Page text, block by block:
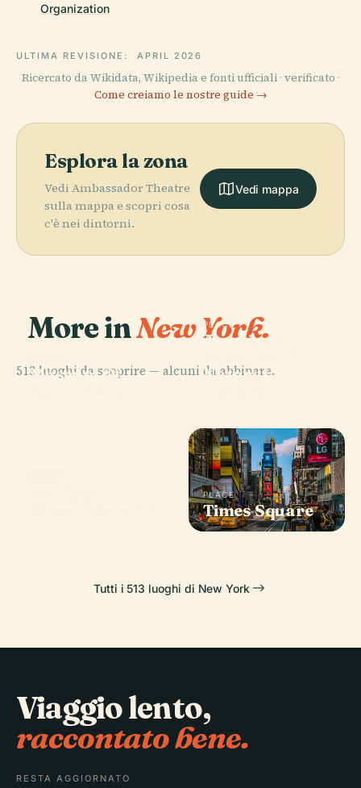
Organization
ULTIMA REVISIONE: APRIL 2026
Ricercato da Wikidata, Wikipedia e fonti ufficiali · verificato ·
Come creiamo le nostre guide →
Esplora la zona
Vedi Ambassador Theatre
sulla mappa e scopri cosa
c'è nei dintorni.
Vedi mappa
More inNew York.
513 luoghi da scoprire — alcuni da abbinare.
Museum Of
PLACE
American
Natural
PLACE
Times Square
Tutti i 513 luoghi di New York
Viaggio lento,
raccontato bene.
RESTA AGGIORNATO